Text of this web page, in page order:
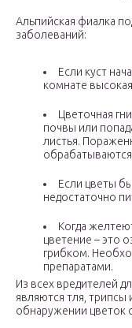
Альпийская фиалка
заболеваний:
Если куст
комнате
Цветочная
почвы или
листья.
Если цветы
недостаточно
Когда
цветение – это
грибком.
препаратами.
Из всех вредителей
являются тля,
обнаружении цветок